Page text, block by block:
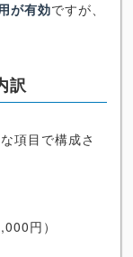
が有効ですが、
訳
項目で構成さ
円）